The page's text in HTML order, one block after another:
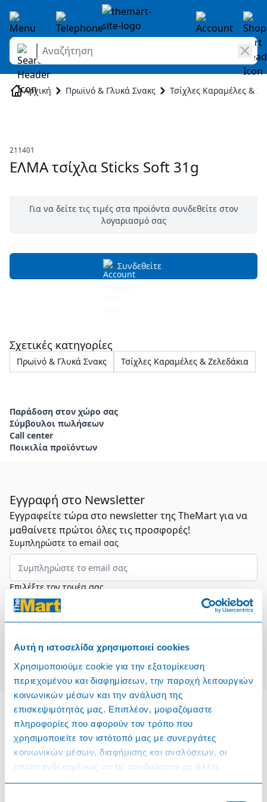
Αυτή η ιστοσελίδα χρησιμοποιεί cookies
Χρησιμοποιούμε cookie για την εξατομίκευση
περιεχομένου και διαφημίσεων, την παροχή λειτουργιών
κοινωνικών μέσων και την ανάλυση της
επισκεψιμότητάς μας. Επιπλέον, μοιραζόμαστε
πληροφορίες που αφορούν τον τρόπο που
χρησιμοποιείτε τον ιστότοπό μας με συνεργάτες
κοινωνικών μέσων, διαφήμισης και αναλύσεων, οι
οποίοι ενδεχομένως να τις συνδυάσουν με άλλες
πληροφορίες που τους έχετε παραχωρήσει ή τις οποίες
Skip to Content
Αναζήτηση
Αρχική Πρωϊνό & Γλυκά Σνακς Τσίχλες Καραμέλες &
211401
ΕΛΜΑ τσίχλα Sticks Soft 31g
Για να δείτε τις τιμές στα προϊόντα συνδεθείτε στον
λογαριασμό σας
Συνδεθείτε
Σχετικές κατηγορίες
Πρωϊνό & Γλυκά Σνακς Τσίχλες Καραμέλες & Ζελεδάκια
Παράδοση στον χώρο σας
Σύμβουλοι πωλήσεων
Call center
Ποικιλία προϊόντων
Εγγραφή στο Newsletter
Εγγραφείτε τώρα στο newsletter της TheMart για να
μαθαίνετε πρώτοι όλες τις προσφορές!
Συμπληρώστε το email σας
Επιλέξτε τον τομέα σας
Εγγραφή
Πληροφορίες
Όροι & Προϋποθέσεις
Πολιτική Cookies